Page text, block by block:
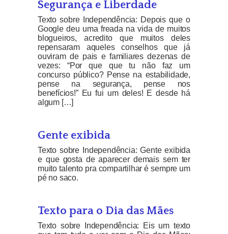
Segurança e Liberdade
Texto sobre Independência: Depois que o
Google deu uma freada na vida de muitos
blogueiros, acredito que muitos deles
repensaram aqueles conselhos que já
ouviram de pais e familiares dezenas de
vezes: “Por que que tu não faz um
concurso público? Pense na estabilidade,
pense na segurança, pense nos
benefícios!” Eu fui um deles! E desde há
algum […]
Gente exibida
Texto sobre Independência: Gente exibida
e que gosta de aparecer demais sem ter
muito talento pra compartilhar é sempre um
pé no saco.
Texto para o Dia das Mães
Texto sobre Independência: Eis um texto